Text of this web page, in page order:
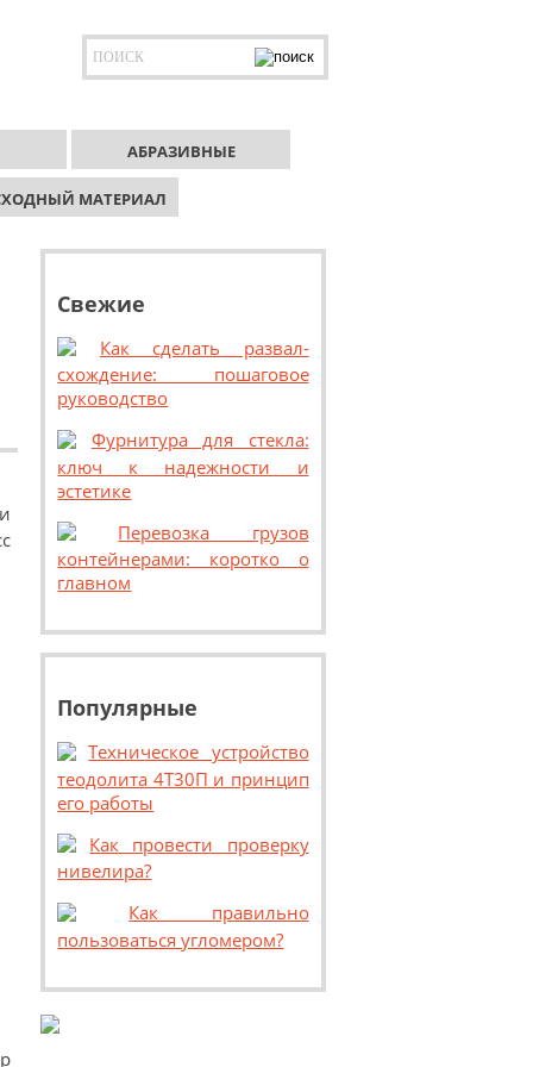
АБРАЗИВНЫЕ
МАТЕРИАЛ
Свежие
Как сделать развал-
схождение: пошаговое
руководство
Фурнитура для стекла:
ключ к надежности и
эстетике
Перевозка грузов
контейнерами: коротко о
главном
Популярные
Техническое устройство
теодолита 4Т30П и принцип
его работы
Как провести проверку
нивелира?
Как правильно
пользоваться угломером?